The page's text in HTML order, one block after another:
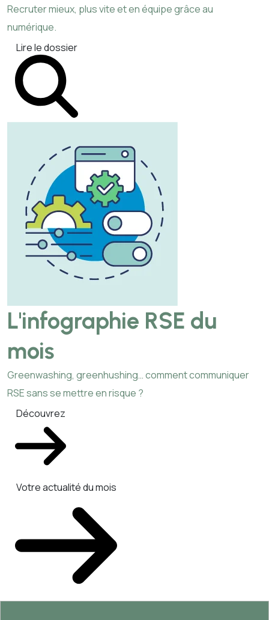
Recruter mieux, plus vite et en équipe grâce au
numérique.
Lire le dossier
L'infographie RSE du
mois
Greenwashing, greenhushing… comment communiquer
RSE sans se mettre en risque ?
Découvrez
Votre actualité du mois